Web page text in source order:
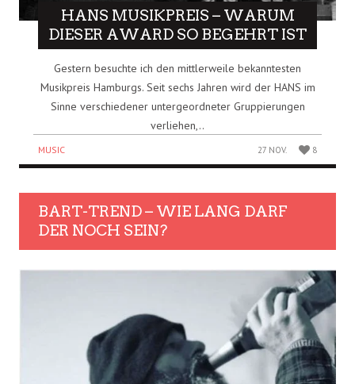
HANS MUSIKPREIS – WARUM
DIESER AWARD SO BEGEHRT IST
Gestern besuchte ich den mittlerweile bekanntesten
Musikpreis Hamburgs. Seit sechs Jahren wird der HANS im
Sinne verschiedener untergeordneter Gruppierungen
verliehen,..
MUSIC 27 NOV. 8
BART-TREND – WIE LANG DARF
DER NOCH SEIN?